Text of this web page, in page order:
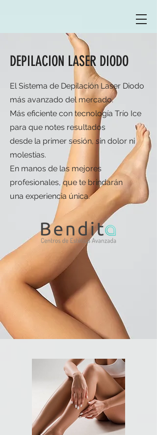
DEPILACION LASER DIODO
El Sistema de Depilación Laser Diodo
más avanzado del mercado.
Más eficiente con tecnología Trío Ice
para que notes resultados
desde la primer sesión, sin dolor ni
molestias.
En manos de las mejores
profesionales, que te brindarán
una experiencia única.